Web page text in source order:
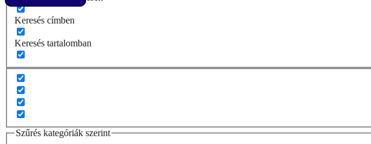
Keresés címben
Keresés tartalomban
Szűrés kategóriák szerint